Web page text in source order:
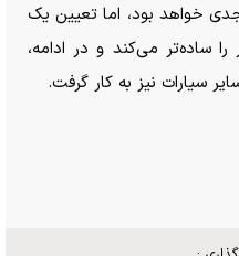
خواهد بود، اما تعیین یک
ساده‌تر می‌کند و در ادامه،
سیارات نیز به کار گرفت.